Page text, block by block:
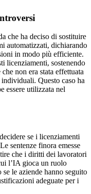
che ha deciso di sostituire
automatizzati, dichiarando
in modo più efficiente.
licenziamenti, sostenendo
non era stata effettuata
Questo caso ha
essere utilizzata nel
se i licenziamenti
sentenze finora emesse
che i diritti dei lavoratori
l’IA gioca un ruolo
le aziende hanno seguito
adeguate per i